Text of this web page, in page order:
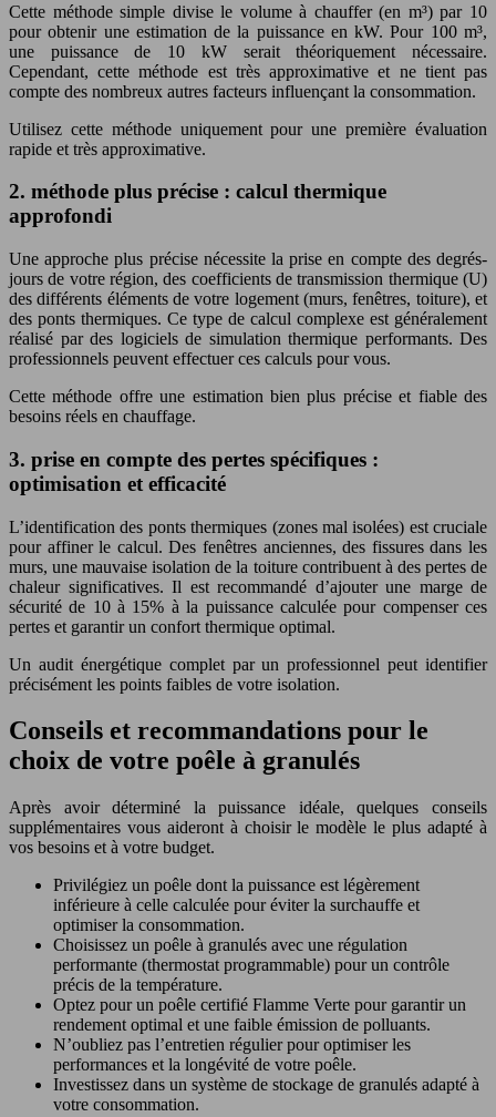
Cette méthode simple divise le volume à chauffer (en m³) par 10
pour obtenir une estimation de la puissance en kW. Pour 100 m³,
une puissance de 10 kW serait théoriquement nécessaire.
Cependant, cette méthode est très approximative et ne tient pas
compte des nombreux autres facteurs influençant la consommation.
Utilisez cette méthode uniquement pour une première évaluation
rapide et très approximative.
2. méthode plus précise : calcul thermique
approfondi
Une approche plus précise nécessite la prise en compte des degrés-
jours de votre région, des coefficients de transmission thermique (U)
des différents éléments de votre logement (murs, fenêtres, toiture), et
des ponts thermiques. Ce type de calcul complexe est généralement
réalisé par des logiciels de simulation thermique performants. Des
professionnels peuvent effectuer ces calculs pour vous.
Cette méthode offre une estimation bien plus précise et fiable des
besoins réels en chauffage.
3. prise en compte des pertes spécifiques :
optimisation et efficacité
L’identification des ponts thermiques (zones mal isolées) est cruciale
pour affiner le calcul. Des fenêtres anciennes, des fissures dans les
murs, une mauvaise isolation de la toiture contribuent à des pertes de
chaleur significatives. Il est recommandé d’ajouter une marge de
sécurité de 10 à 15% à la puissance calculée pour compenser ces
pertes et garantir un confort thermique optimal.
Un audit énergétique complet par un professionnel peut identifier
précisément les points faibles de votre isolation.
Conseils et recommandations pour le
choix de votre poêle à granulés
Après avoir déterminé la puissance idéale, quelques conseils
supplémentaires vous aideront à choisir le modèle le plus adapté à
vos besoins et à votre budget.
Privilégiez un poêle dont la puissance est légèrement
inférieure à celle calculée pour éviter la surchauffe et
optimiser la consommation.
Choisissez un poêle à granulés avec une régulation
performante (thermostat programmable) pour un contrôle
précis de la température.
Optez pour un poêle certifié Flamme Verte pour garantir un
rendement optimal et une faible émission de polluants.
N’oubliez pas l’entretien régulier pour optimiser les
performances et la longévité de votre poêle.
Investissez dans un système de stockage de granulés adapté à
votre consommation.